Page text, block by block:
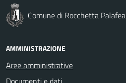
Comune di Rocchetta Palafea
AMMINISTRAZIONE
Aree amministrative